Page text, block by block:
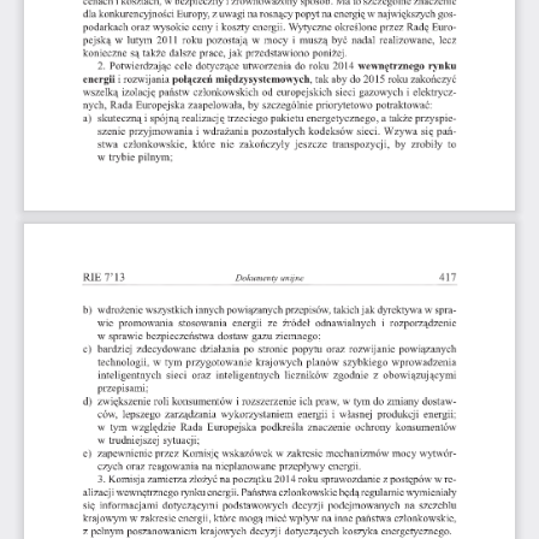
dla konkurencyjności Europy, z uwagi na rosnący popyt na energię w największych gos­
podarkach oraz wysokie ceny i koszty energii. Wytyczne określone przez Radę Euro­
pejską w  lutym  2011  roku pozostają w mocy  i  muszą być  nadal  realizowane,  lecz
konieczne  są także dalsze prace, jak przedstawiono poniżej.
2.  Potwierdzając cele  dotyczące utworzenia do roku 2014  wewnętrznego  rynku
energii i rozwijania połączeń międzysystemowych, tak aby do 2015 roku zakończyć
wszelką izolację państw członkowskich od europejskich sieci gazowych i elektrycz­
nych, Rada Europejska zaapelowała, by szczególnie priorytetowo potraktować:
a)  skuteczną i spójną realizację trzeciego pakietu energetycznego, a także przyspie­
szenie przyjmowania i wdrażania pozostałych kodeksów sieci.  Wzywa się pań­
stwa  członkowskie,  które  nie  zakończyły  jeszcze  transpozycji,  by  zrobiły  to
w trybie pilnym;
b)  wdrożenie wszystkich innych powiązanych przepisów, takich jak dyrektywa w spra­
wie  promowania  stosowania  energii  ze  źródeł  odnawialnych  i  rozporządzenie
w sprawie bezpieczeństwa dostaw gazu ziemnego;
c)  bardziej  zdecydowane  działania po  stronie  popytu  oraz  rozwijanie  powiązanych
technologii,  w tym przygotowanie  krajowych planów  szybkiego  wprowadzenia
inteligentnych  sieci  oraz  inteligentnych  liczników  zgodnie  z  obowiązującymi
przepisami;
d)  zwiększenie roli konsumentów i rozszerzenie ich praw, w tym do zmiany dostaw­
ców,  lepszego  zarządzania  wykorzystaniem  energii  i  własnej  produkcji  energii;
w  tym  względzie  Rada  Europejska  podkreśla  znaczenie  ochrony  konsumentów
w trudniejszej  sytuacji;
e)  zapewnienie przez Komisję wskazówek w zakresie mechanizmów mocy wytwór­
czych oraz reagowania na nieplanowane przepływy energii.
3. Komisja zamierza złożyć na początku 2014 roku sprawozdanie z postępów w re­
alizacji wewnętrznego rynku energii. Państwa członkowskie będą regularnie wymieniały
się  informacjami  dotyczącymi  podstawowych  decyzji  podejmowanych  na  szczeblu
krajowym w zakresie energii, które mogą mieć wpływ na inne państwa członkowskie,
z pełnym poszanowaniem krajowych decyzji dotyczących koszyka energetycznego.